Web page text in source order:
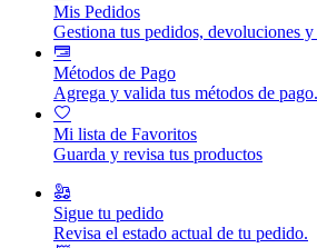
Mis Pedidos
Gestiona tus pedidos, devoluciones y
Métodos de Pago
Agrega y valida tus métodos de pago.
Mi lista de Favoritos
Guarda y revisa tus productos
Sigue tu pedido
Revisa el estado actual de tu pedido.